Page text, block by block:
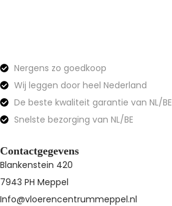
Nergens zo goedkoop
Wij leggen door heel Nederland
De beste kwaliteit garantie van NL/BE
Snelste bezorging van NL/BE
Contactgegevens
Blankenstein 420
7943 PH Meppel
Info@vloerencentrummeppel.nl